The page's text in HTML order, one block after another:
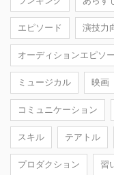
エピソード 演技力
オーディションエピソ
ミュージカル 映画
コミュニケーション
スキル テアトル
プロダクション 習